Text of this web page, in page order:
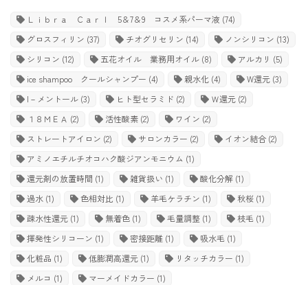
Ｌｉｂｒａ Ｃａｒｌ 5＆7＆9 コスメ系パーマ液 (74)
グロスフィリン (37) チオグリセリン (14) ノンシリコン (13)
シリコン (12) 五花オイル 業務用オイル (8) アルカリ (5)
ice shampoo クールシャンプー (4) 親水化 (4) W還元 (3)
l－メントール (3) ヒト型セラミド (2) Ｗ還元 (2)
１８ＭＥＡ (2) 活性酸素 (2) ワイン (2)
ストレートアイロン (2) サロンカラー (2) イオン結合 (2)
アミノエチルチオコハク酸ジアンモニウム (1)
還元剤の放置時間 (1) 雑貨扱い (1) 酸化分解 (1)
過水 (1) 色相対比 (1) 羊毛ケラチン (1) 秋桜 (1)
疎水性還元 (1) 無着色 (1) 毛量調整 (1) 枝毛 (1)
揮発性シリコーン (1) 密接距離 (1) 吸水毛 (1)
化粧品 (1) 低膨潤高還元 (1) リタッチカラー (1)
メルコ (1) マーメイドカラー (1)